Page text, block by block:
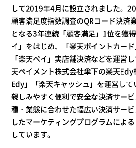
して2019年4月に設立されました。
顧客満足度指数調査のQRコード決済
となる3年連続「顧客満足」1位を獲
イ」をはじめ、「楽天ポイントカード
「楽天ペイ」実店舗決済などを運営
天ペイメント株式会社傘下の楽天
Edy」「楽天キャッシュ」を運営し
親しみやすく便利で安全な決済サー
種・業態に合わせた幅広い決済サー
したマーケティングプログラムによ
しています。